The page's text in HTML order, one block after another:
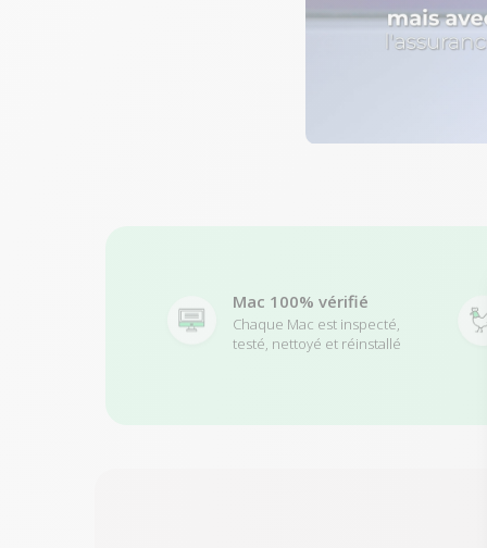
Mac 100% vérifié
Chaque Mac est inspecté,
testé, nettoyé et réinstallé